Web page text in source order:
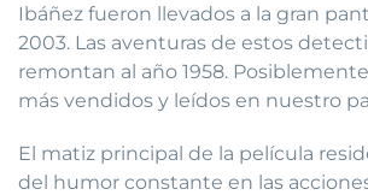
Ibáñez fueron llevados a la gran
2003. Las aventuras de estos
remontan al año 1958.
más vendidos y leídos en nuestro
El matiz principal de la película
del humor constante en las